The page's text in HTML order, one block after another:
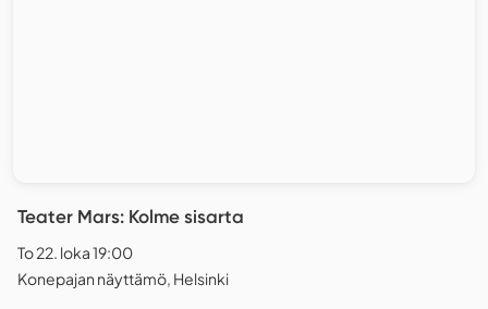
Teater Mars: Kolme sisarta
To 22. loka 19:00
Konepajan näyttämö, Helsinki